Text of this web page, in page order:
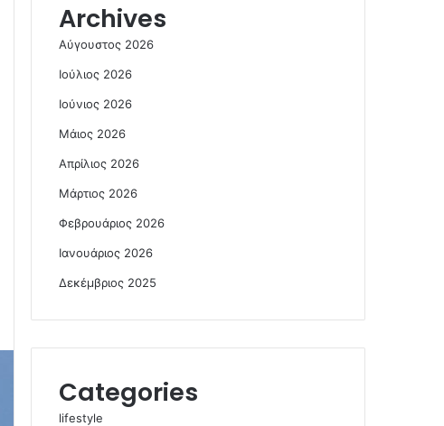
Archives
Αύγουστος 2026
Ιούλιος 2026
Ιούνιος 2026
Μάιος 2026
Απρίλιος 2026
Μάρτιος 2026
Φεβρουάριος 2026
Ιανουάριος 2026
Δεκέμβριος 2025
Categories
lifestyle